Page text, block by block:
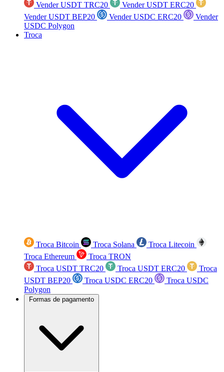
Vender USDT TRC20
Vender USDT ERC20
Vender USDT BEP20
Vender USDC ERC20
Vender
USDC Polygon
Troca
Troca Bitcoin Troca Solana
Troca Litecoin
Troca Ethereum
Troca TRON
Troca USDT TRC20
Troca USDT ERC20
Troca
USDT BEP20
Troca USDC ERC20
Troca USDC
Polygon
Formas de pagamento